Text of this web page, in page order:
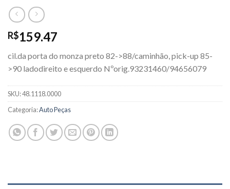
R$159.47
cil.da porta do monza preto 82->88/caminhão, pick-up 85-
>90 ladodireito e esquerdo Nºorig.93231460/94656079
SKU:48.1118.0000
Categoria:Auto Peças